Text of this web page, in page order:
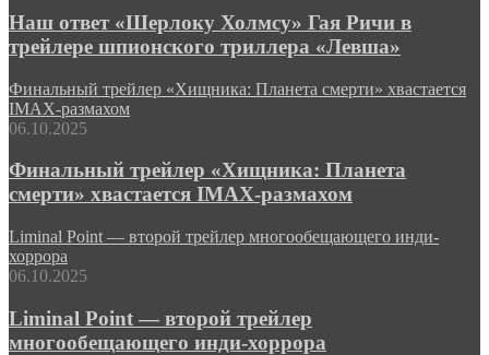
Наш ответ «Шерлоку Холмсу» Гая Ричи в
трейлере шпионского триллера «Левша»
Финальный трейлер «Хищника: Планета смерти» хвастается
IMAX-размахом
06.10.2025
Финальный трейлер «Хищника: Планета
смерти» хвастается IMAX-размахом
Liminal Point — второй трейлер многообещающего инди-
хоррора
06.10.2025
Liminal Point — второй трейлер
многообещающего инди-хоррора